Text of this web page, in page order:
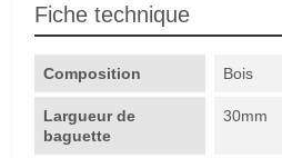
Fiche technique
Composition Bois
Largueur de
baguette
30mm